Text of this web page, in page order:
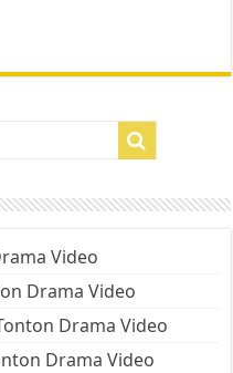
Video
Drama Video
Drama Video
Drama Video